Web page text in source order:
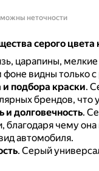
неточности
серого цвета
царапины,
видны только
подбора краски.
брендов, что
и долговечность.
благодаря чему
автомобиля.
. Серый